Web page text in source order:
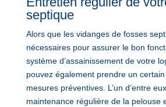
septique
Alors que les vidanges de fosses
nécessaires pour assurer le bon
système d’assainissement de votre
pouvez également prendre un
mesures préventives. L’un d’entre
maintenance régulière de la pelouse